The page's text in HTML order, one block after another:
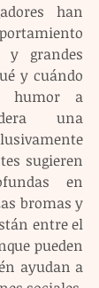
han
y grandes
y cuándo
humor a
una
sugieren
en
bromas y
entre el
pueden
ayudan a